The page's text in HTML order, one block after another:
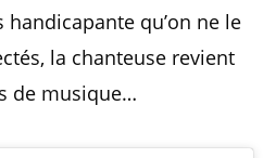
qu’on ne le
la chanteuse revient
de musique…